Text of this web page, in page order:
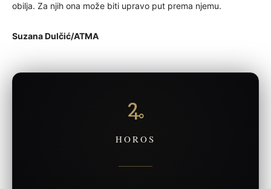
obilja. Za njih ona može biti upravo put prema njemu.
Suzana Dulčić/ATMA
🜩
HOROS